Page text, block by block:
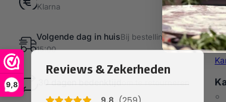
9,8
Klarna
Volgende dag in huisBij bestellingen voor
15:00
30 dagen bedenktijdom te retourneren